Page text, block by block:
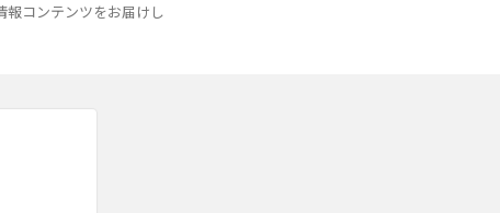
報コンテンツをお届けし